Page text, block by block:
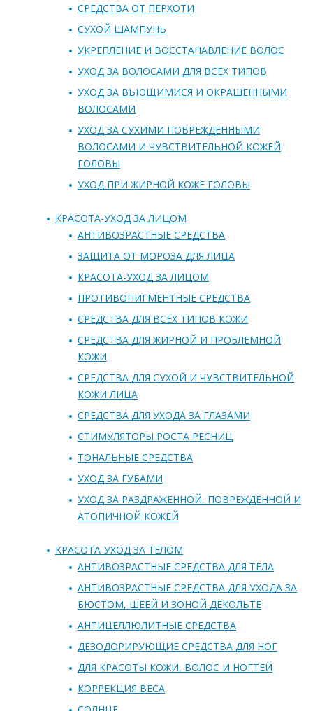
СРЕДСТВА ОТ ПЕРХОТИ
СУХОЙ ШАМПУНЬ
УКРЕПЛЕНИЕ И ВОССТАНАВЛЕНИЕ ВОЛОС
УХОД ЗА ВОЛОСАМИ ДЛЯ ВСЕХ ТИПОВ
УХОД ЗА ВЬЮЩИМИСЯ И ОКРАШЕННЫМИ
ВОЛОСАМИ
УХОД ЗА СУХИМИ ПОВРЕЖДЕННЫМИ
ВОЛОСАМИ И ЧУВСТВИТЕЛЬНОЙ КОЖЕЙ
ГОЛОВЫ
УХОД ПРИ ЖИРНОЙ КОЖЕ ГОЛОВЫ
КРАСОТА-УХОД ЗА ЛИЦОМ
АНТИВОЗРАСТНЫЕ СРЕДСТВА
ЗАЩИТА ОТ МОРОЗА ДЛЯ ЛИЦА
КРАСОТА-УХОД ЗА ЛИЦОМ
ПРОТИВОПИГМЕНТНЫЕ СРЕДСТВА
СРЕДСТВА ДЛЯ ВСЕХ ТИПОВ КОЖИ
СРЕДСТВА ДЛЯ ЖИРНОЙ И ПРОБЛЕМНОЙ
КОЖИ
СРЕДСТВА ДЛЯ СУХОЙ И ЧУВСТВИТЕЛЬНОЙ
КОЖИ ЛИЦА
СРЕДСТВА ДЛЯ УХОДА ЗА ГЛАЗАМИ
СТИМУЛЯТОРЫ РОСТА РЕСНИЦ
ТОНАЛЬНЫЕ СРЕДСТВА
УХОД ЗА ГУБАМИ
УХОД ЗА РАЗДРАЖЕННОЙ, ПОВРЕЖДЕННОЙ И
АТОПИЧНОЙ КОЖЕЙ
КРАСОТА-УХОД ЗА ТЕЛОМ
АНТИВОЗРАСТНЫЕ СРЕДСТВА ДЛЯ ТЕЛА
АНТИВОЗРАСТНЫЕ СРЕДСТВА ДЛЯ УХОДА ЗА
БЮСТОМ, ШЕЕЙ И ЗОНОЙ ДЕКОЛЬТЕ
АНТИЦЕЛЛЮЛИТНЫЕ СРЕДСТВА
ДЕЗОДОРИРУЮЩИЕ СРЕДСТВА ДЛЯ НОГ
ДЛЯ КРАСОТЫ КОЖИ, ВОЛОС И НОГТЕЙ
КОРРЕКЦИЯ ВЕСА